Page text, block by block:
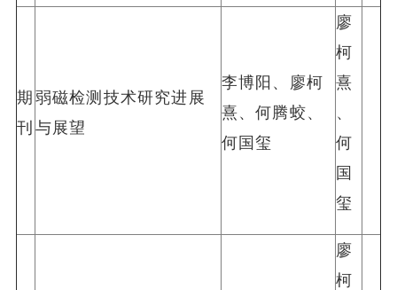
期
刊
弱磁检测技术研究进展
与展望
李博阳、廖柯
熹、何腾蛟、
何国玺
廖
柯
熹
、
何
国
玺
廖
柯